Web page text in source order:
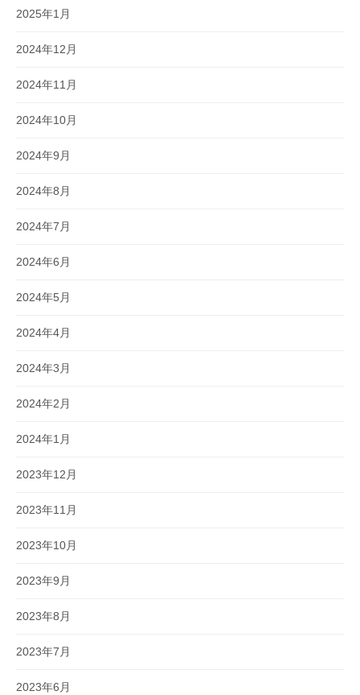
2025年1月
2024年12月
2024年11月
2024年10月
2024年9月
2024年8月
2024年7月
2024年6月
2024年5月
2024年4月
2024年3月
2024年2月
2024年1月
2023年12月
2023年11月
2023年10月
2023年9月
2023年8月
2023年7月
2023年6月